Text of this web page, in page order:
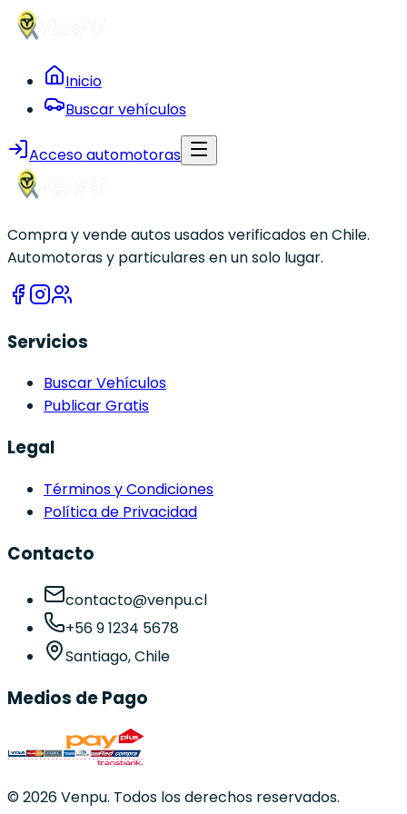
Inicio
Buscar vehículos
Acceso automotoras
Compra y vende autos usados verificados en Chile.
Automotoras y particulares en un solo lugar.
Servicios
Buscar Vehículos
Publicar Gratis
Legal
Términos y Condiciones
Política de Privacidad
Contacto
contacto@venpu.cl
+56 9 1234 5678
Santiago, Chile
Medios de Pago
©2026Venpu. Todos los derechos reservados.